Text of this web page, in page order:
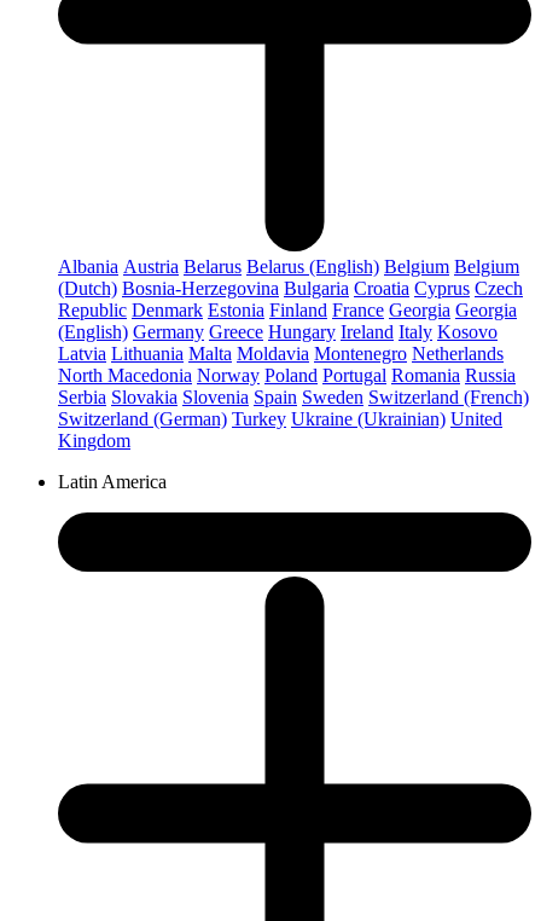
Albania Austria Belarus Belarus (English) Belgium Belgium
(Dutch) Bosnia-Herzegovina Bulgaria Croatia Cyprus Czech
Republic Denmark Estonia Finland France Georgia Georgia
(English) Germany Greece Hungary Ireland Italy Kosovo
Latvia Lithuania Malta Moldavia Montenegro Netherlands
North Macedonia Norway Poland Portugal Romania Russia
Serbia Slovakia Slovenia Spain Sweden Switzerland (French)
Switzerland (German) Turkey Ukraine (Ukrainian) United
Kingdom
Latin America